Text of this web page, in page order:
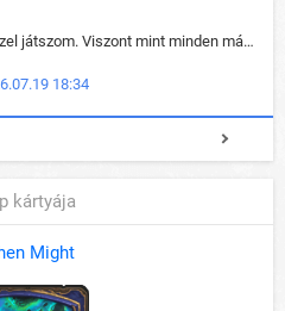
Amióta bejött, csak ezzel játszom. Viszont mint minden más - akár az alapjáték is, ez is baromira összetett lett. Néha már pár kör után is esélytelen az egész. Vagy irreállisan túltápol valaki, vagy lelép a partner, vagy csak hülye mint a segg. És amikor eljönne az én időm, na akkor jön el mindenki másé is. Engem jobban érdekelne, hogy ki milyen ratingen szokott játszani. Na ez lenne egy érdekes adat.
18:34
kártyája
Might